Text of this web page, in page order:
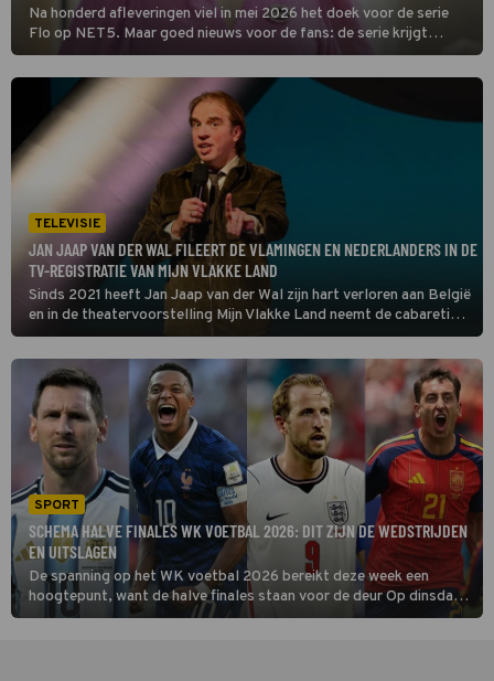
Na honderd afleveringen viel in mei 2026 het doek voor de serie
Flo op NET5. Maar goed nieuws voor de fans: de serie krijgt
binnenkort een vervolg.
TELEVISIE
JAN JAAP VAN DER WAL FILEERT DE VLAMINGEN EN NEDERLANDERS IN DE
TV-REGISTRATIE VAN MIJN VLAKKE LAND
Sinds 2021 heeft Jan Jaap van der Wal zijn hart verloren aan België
en in de theatervoorstelling Mijn Vlakke Land neemt de cabaretier
de verschillen tussen Vlamingen en Nederlanders onder de loep.
Wat kunnen wij van hen leren en andersom? (HH)
SPORT
SCHEMA HALVE FINALES WK VOETBAL 2026: DIT ZIJN DE WEDSTRIJDEN
EN UITSLAGEN
De spanning op het WK voetbal 2026 bereikt deze week een
hoogtepunt, want de halve finales staan voor de deur Op dinsdag
14 en woensdag 15 juli wordt duidelijk welke twee landen mogen